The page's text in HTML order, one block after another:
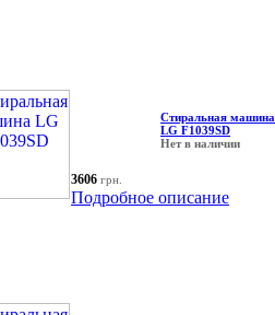
Стиральная машина
LG F1039SD
Нет в наличии
3606 грн.
Подробное описание